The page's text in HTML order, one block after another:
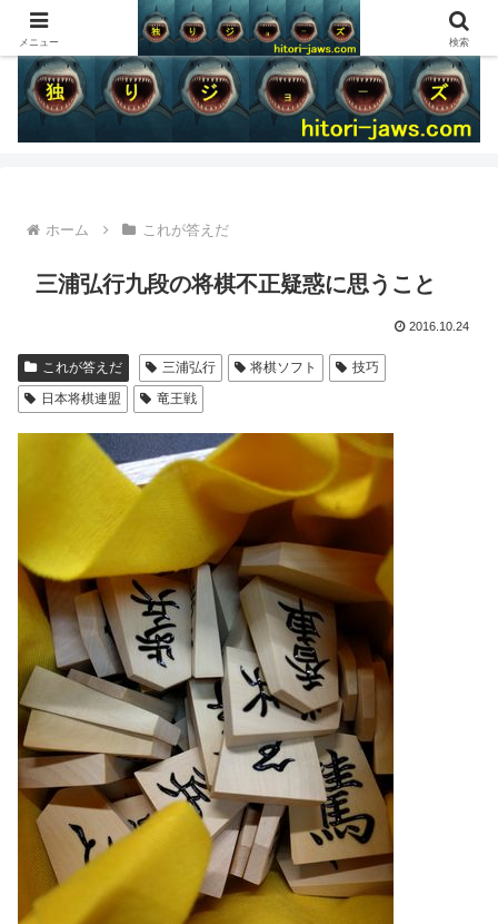
ホーム これが答えだ
三浦弘行九段の将棋不正疑惑に思うこと
2016.10.24
これが答えだ 三浦弘行 将棋ソフト
技巧
日本将棋連盟
竜王戦
メニュー 検索